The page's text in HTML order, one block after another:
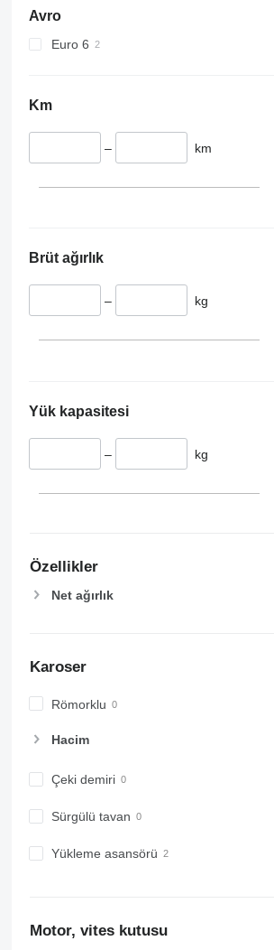
Avro
Euro 6
Km
– km
Brüt ağırlık
– kg
Yük kapasitesi
– kg
Özellikler
Net ağırlık
Karoser
Römorklu
Hacim
Çeki demiri
Sürgülü tavan
Yükleme asansörü
Motor, vites kutusu